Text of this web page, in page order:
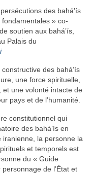
des bahá’ís
» co-
soutien aux bahá’ís,
Palais du
des bahá’ís
une force spirituelle,
une volonté intacte de
pays et de l’humanité.
constitutionnel qui
des bahá’ís en
la personne la
et temporels est
du « Guide
de l’État et